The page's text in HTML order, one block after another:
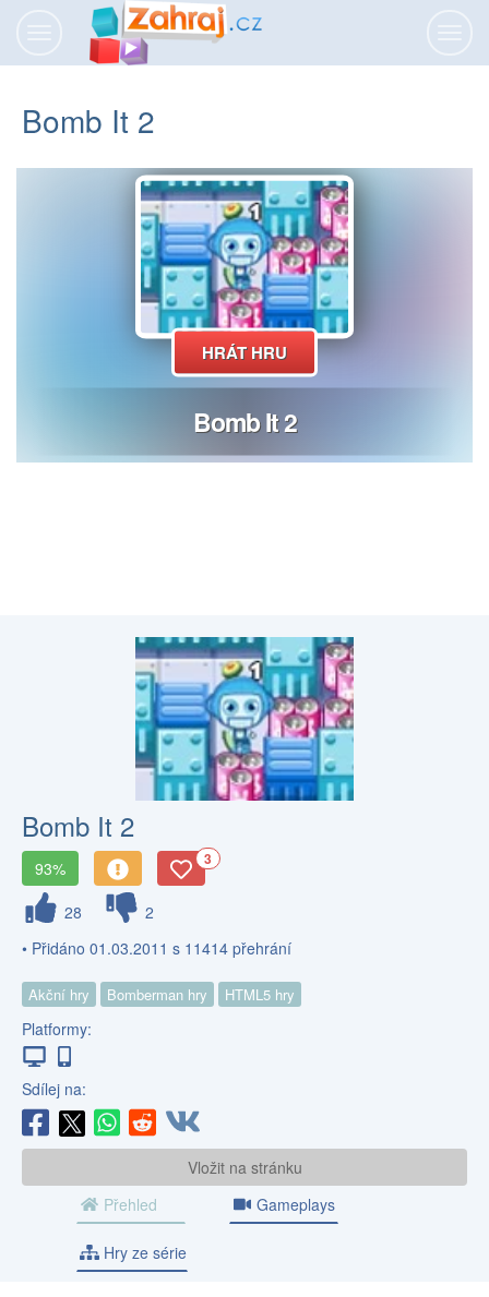
Bomb It 2
Bomb It 2
93% 3
28
2
• Přidáno 01.03.2011 s 11414 přehrání
Akční hry Bomberman hry HTML5 hry
Platformy:
Sdílej na:
Vložit na stránku
Přehled
Gameplays
Hry ze série